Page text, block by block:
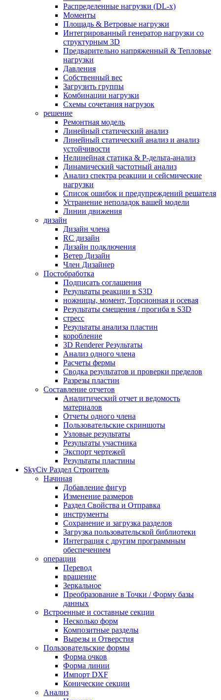
Распределенные нагрузки (DL-х)
Моменты
Площадь & Ветровые нагрузки
Интегрированный генератор нагрузки со
структурным 3D
Предварительно напряженный & Тепловые
нагрузки
Давления
Собственный вес
Загрузить группы
Комбинации нагрузки
Схемы сочетания нагрузок
решение
Ремонтная модель
Линейный статический анализ
Линейный статический анализ и анализ
устойчивости
Нелинейная статика & P-дельта-анализ
Динамический частотный анализ
Анализ спектра реакции и сейсмические
нагрузки
Список ошибок и предупреждений решателя
Устранение неполадок вашей модели
Линии движения
дизайн
Дизайн члена
RC дизайн
Дизайн подключения
Ветер Дизайн
Член Дизайнер
Постобработка
Подписать соглашения
Результаты реакции в S3D
ножницы, момент, Торсионная и осевая
Результаты смещения / прогиба в S3D
стресс
Результаты анализа пластин
коробление
3D Renderer Результаты
Анализ одного члена
Расчеты фермы
Сводка результатов и проверки пределов
Разрезы пластин
Составление отчетов
Аналитический отчет и ведомость
материалов
Отчеты одного члена
Пользовательские скриншоты
Узловые результаты
Результаты участника
Экспорт чертежей
Результаты пластины
SkyCiv Раздел Строитель
Начиная
Добавление фигур
Изменение размеров
Раздел Свойства и Отправка
инструменты
Сохранение и загрузка разделов
Загрузка пользовательской библиотеки
Интеграция с другим программным
обеспечением
операции
Перевод
вращение
Зеркальное
Преобразование в Точки / Форму базы
данных
Встроенные и составные секции
Несколько форм
Композитные разделы
Вырезы и Отверстия
Пользовательские формы
Форма очков
Форма линии
Импорт DXF
Конические секции
Анализ